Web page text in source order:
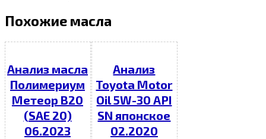
Похожие масла
Анализ масла
Полимериум
Метеор В20
(SAE 20)
06.2023
Анализ
Toyota Motor
Oil 5W-30 API
SN японское
02.2020